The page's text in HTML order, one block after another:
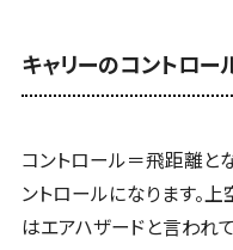
キャリーのコントロー
コントロール＝飛距離と
ントロールになります。
はエアハザードと言われ